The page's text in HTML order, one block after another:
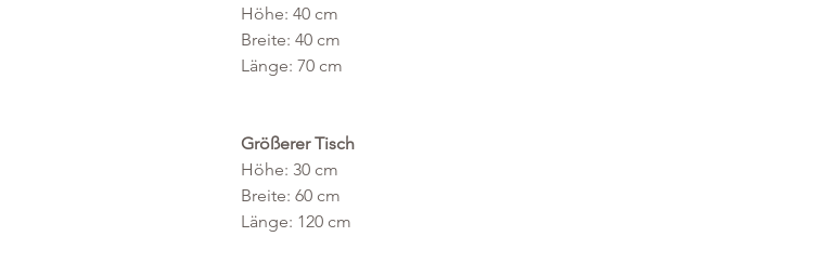
Höhe: 40 cm
Breite: 40 cm
Länge: 70 cm
Größerer Tisch
Höhe: 30 cm
Breite: 60 cm
Länge: 120 cm